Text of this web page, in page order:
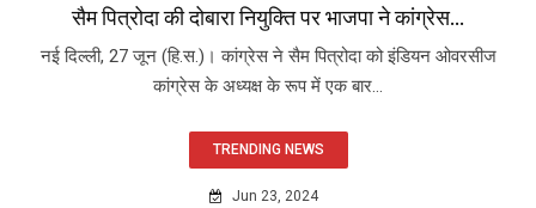
सैम पित्रोदा की दोबारा नियुक्ति पर भाजपा ने कांग्रेस...
नई दिल्ली, 27 जून (हि.स.)। कांग्रेस ने सैम पित्रोदा को इंडियन ओवरसीज
कांग्रेस के अध्यक्ष के रूप में एक बार...
TRENDING NEWS
Jun 23, 2024